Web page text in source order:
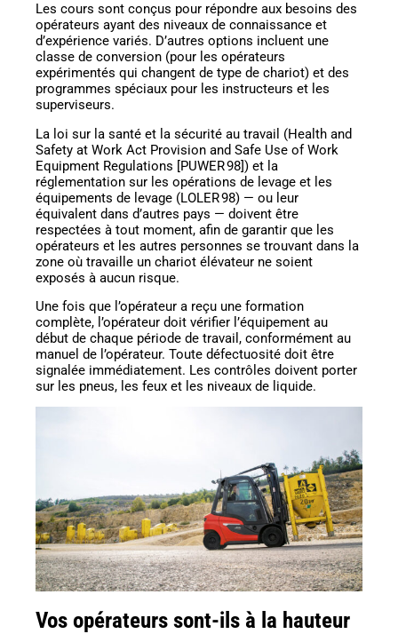
Les cours sont conçus pour répondre aux besoins des
opérateurs ayant des niveaux de connaissance et
d’expérience variés. D’autres options incluent une
classe de conversion (pour les opérateurs
expérimentés qui changent de type de chariot) et des
programmes spéciaux pour les instructeurs et les
superviseurs.
La loi sur la santé et la sécurité au travail (Health and
Safety at Work Act Provision and Safe Use of Work
Equipment Regulations [PUWER 98]) et la
réglementation sur les opérations de levage et les
équipements de levage (LOLER 98) — ou leur
équivalent dans d’autres pays — doivent être
respectées à tout moment, afin de garantir que les
opérateurs et les autres personnes se trouvant dans la
zone où travaille un chariot élévateur ne soient
exposés à aucun risque.
Une fois que l’opérateur a reçu une formation
complète, l’opérateur doit vérifier l’équipement au
début de chaque période de travail, conformément au
manuel de l’opérateur. Toute défectuosité doit être
signalée immédiatement. Les contrôles doivent porter
sur les pneus, les feux et les niveaux de liquide.
Vos opérateurs sont-ils à la hauteur